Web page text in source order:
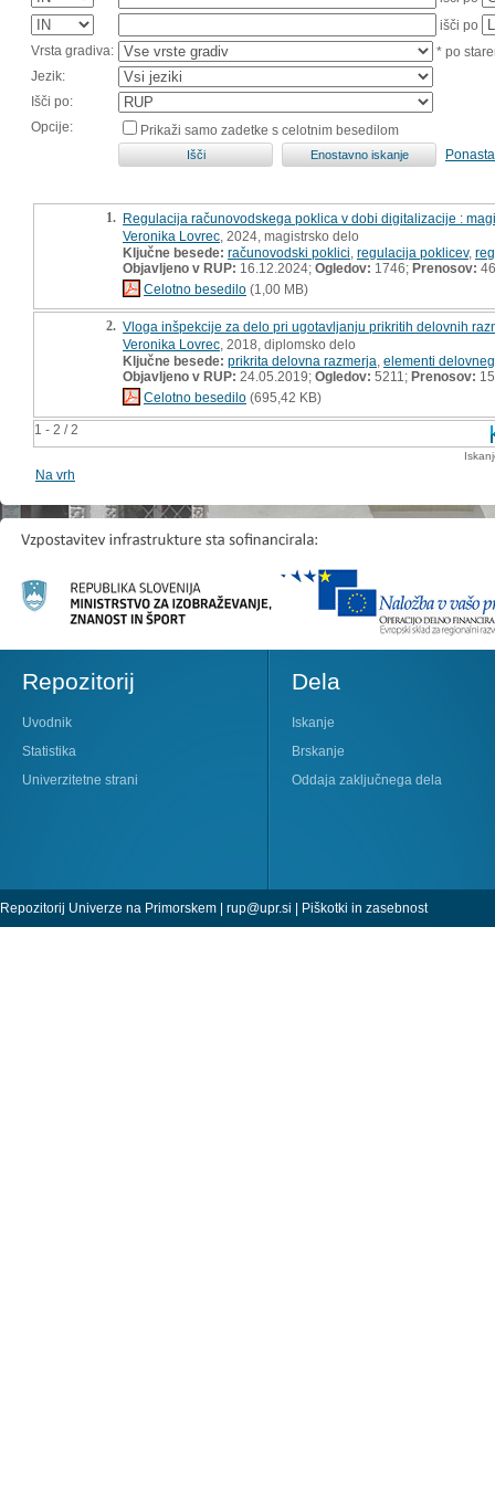
išči po
Vrsta gradiva:
* po
Jezik:
Išči po:
Opcije:
Prikaži samo zadetke s celotnim besedilom
1 - 2 / 2
1. Regulacija računovodskega poklica v dobi digitalizacije :
Veronika Lovrec , 2024, magistrsko delo
Ključne besede: računovodski poklici regulacija poklicev,
Objavljeno v RUP: 16.12.2024; Ogledov: 1746; Prenosov: 46
Celotno besedilo (1,00 MB)
2. Vloga inšpekcije za delo pri ugotavljanju prikritih delovnih
Veronika Lovrec , 2018, diplomsko delo
Ključne besede: prikrita delovna razmerja elementi
Objavljeno v RUP: 24.05.2019; Ogledov: 5211; Prenosov:
Celotno besedilo (695,42 KB)
Na vrh
Repozitorij
Uvodnik
Statistika
Univerzitetne strani
Dela
Iskanje
Brskanje
Oddaja zaključnega dela
Repozitorij Univerze na Primorskem | rup@upr.si | Piškotki in zasebnost